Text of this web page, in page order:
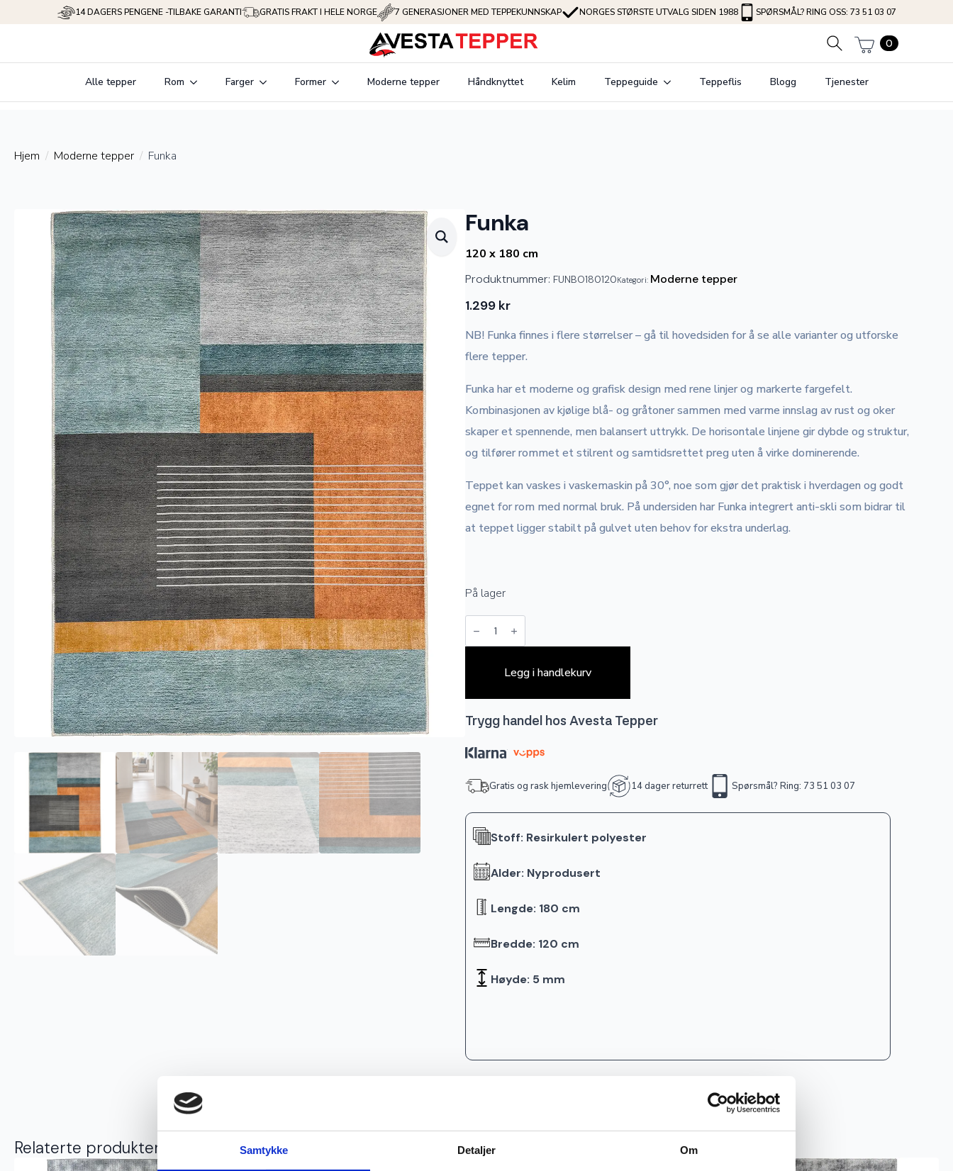
Samtykke Detaljer Om
14 DAGERS PENGENE -TILBAKE GARANTI GRATIS FRAKT I HELE NORGE 7 GENERASJONER MED TEPPEKUNNSKAP NORGES STØRSTE UTVALG SIDEN 1988 SPØRSMÅL? RING OSS: 73 51 03 07
0
Alle tepper Rom Farger Former Moderne tepper Håndknyttet Kelim Teppeguide Teppeflis Blogg Tjenester
Hjem Moderne tepper Funka
Funka
120 x 180 cm
Produktnummer: FUNBO180120Kategori: Moderne tepper
1.299 kr
NB! Funka finnes i flere størrelser – gå til hovedsiden for å se alle varianter og utforske
flere tepper.
Funka har et moderne og grafisk design med rene linjer og markerte fargefelt.
Kombinasjonen av kjølige blå- og gråtoner sammen med varme innslag av rust og oker
skaper et spennende, men balansert uttrykk. De horisontale linjene gir dybde og struktur,
og tilfører rommet et stilrent og samtidsrettet preg uten å virke dominerende.
Teppet kan vaskes i vaskemaskin på 30°, noe som gjør det praktisk i hverdagen og godt
egnet for rom med normal bruk. På undersiden har Funka integrert anti-skli som bidrar til
at teppet ligger stabilt på gulvet uten behov for ekstra underlag.
På lager
Funka
antall
Legg i handlekurv
Trygg handel hos Avesta Tepper
Gratis og rask hjemlevering 14 dager returrett Spørsmål? Ring: 73 51 03 07
Stoff: Resirkulert polyester
Alder: Nyprodusert
Lengde: 180 cm
Bredde: 120 cm
Høyde: 5 mm
Relaterte produkter